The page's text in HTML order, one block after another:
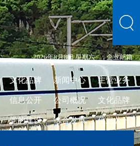
2026年8月8日 星期六 企业邮箱
文化品牌 新闻中心 主营业务
信息公开 公司概况 文化品牌
党的建设 综合发展 信息公开